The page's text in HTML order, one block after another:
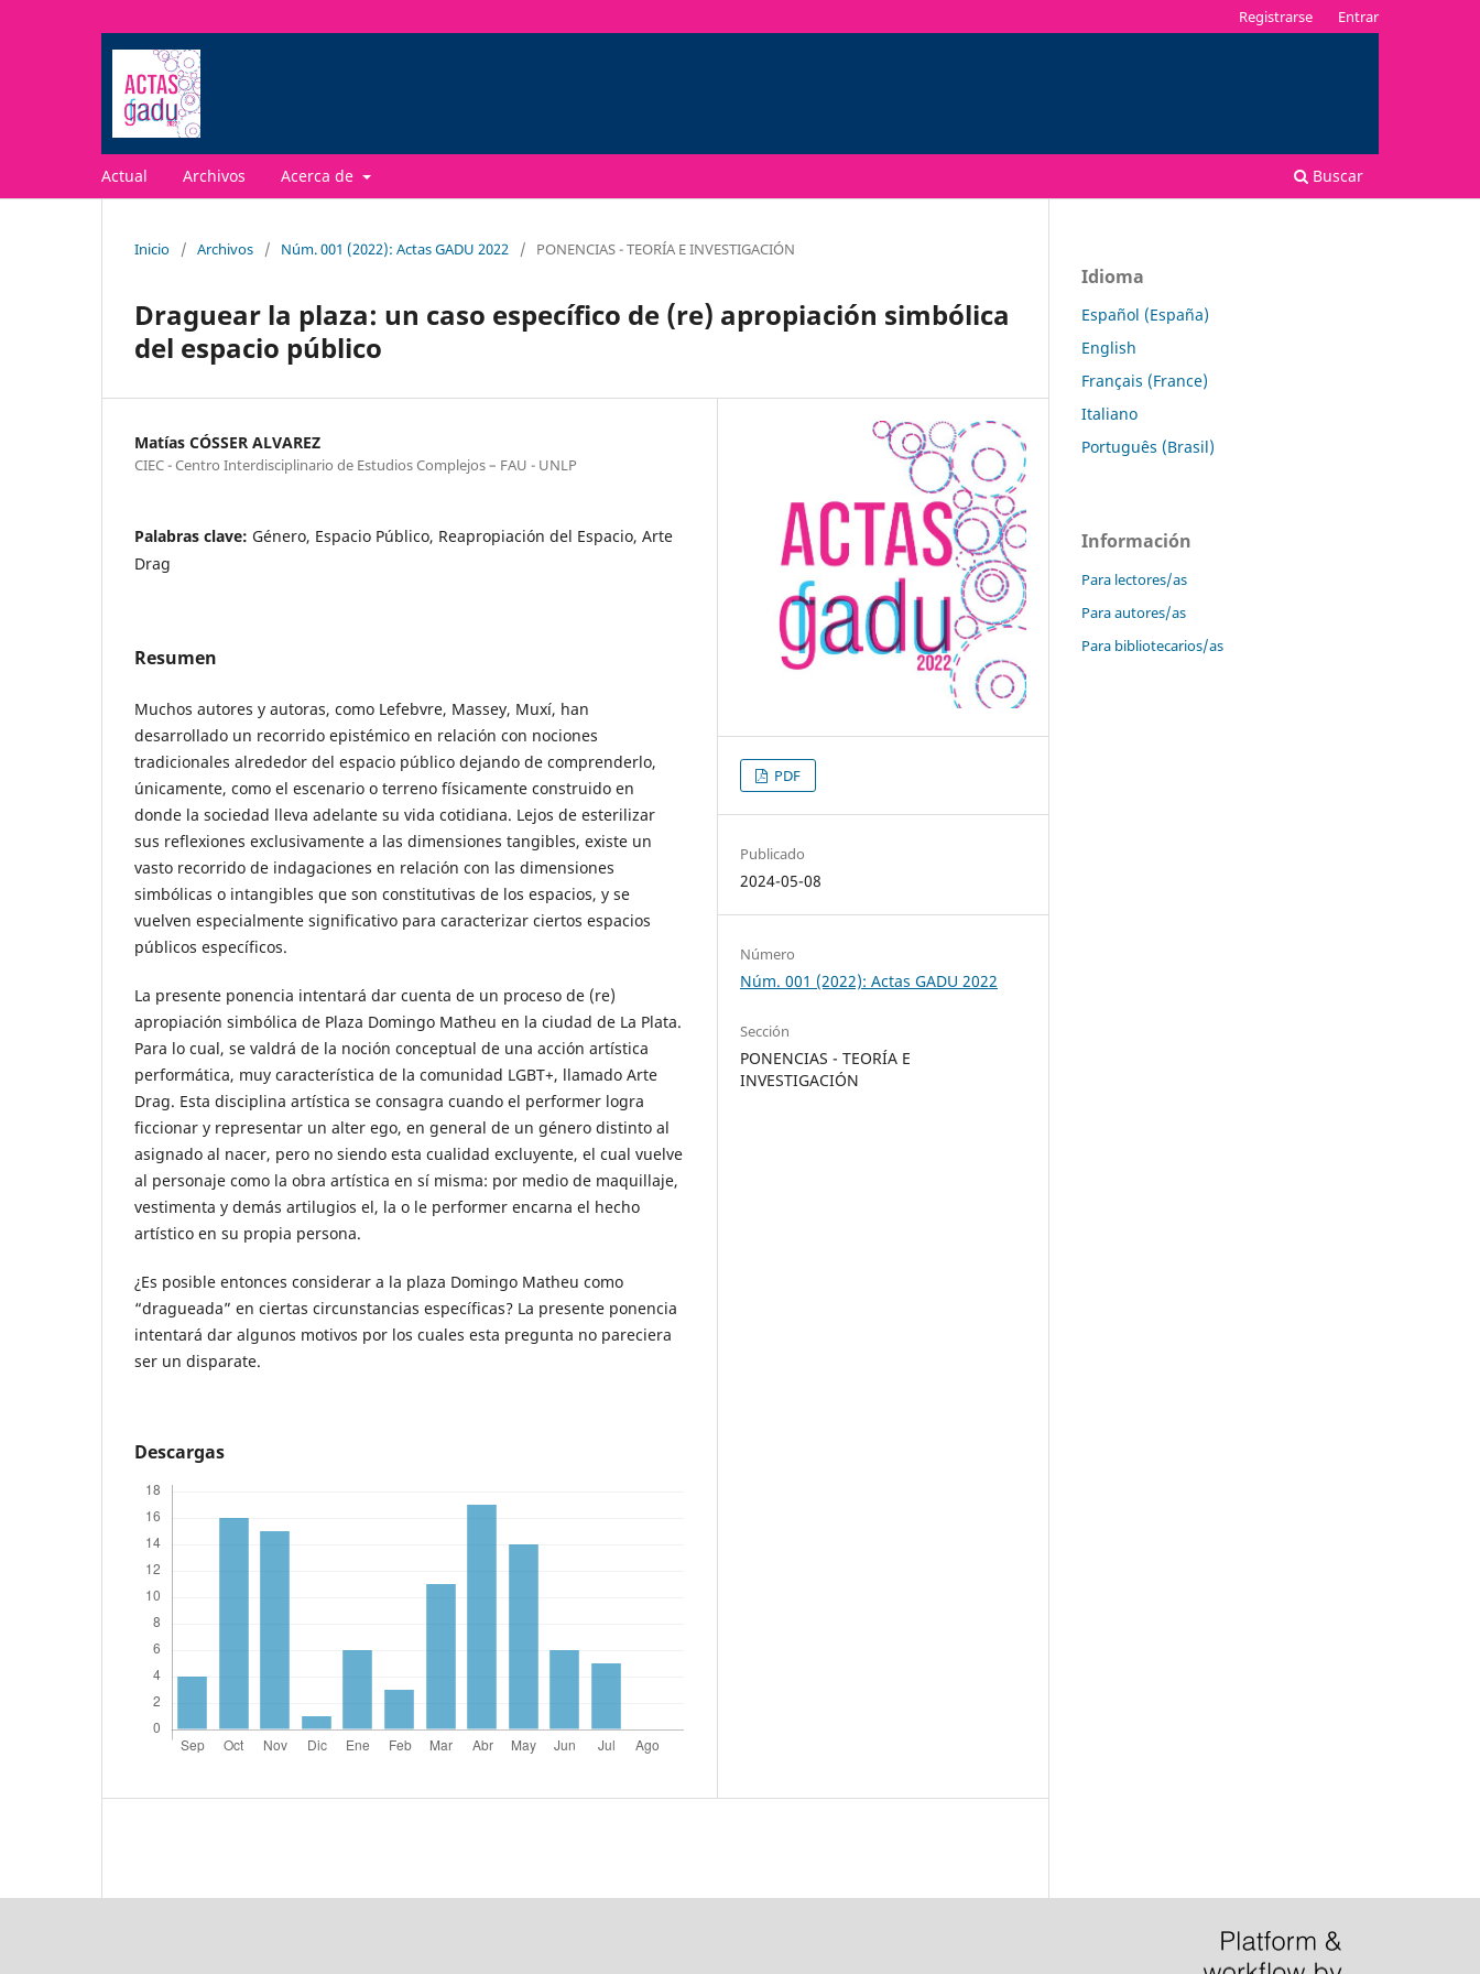
Actual Archivos Acerca de Buscar
Registrarse Entrar
Inicio / Archivos / Núm. 001 (2022): Actas GADU 2022 / PONENCIAS - TEORÍA E INVESTIGACIÓN
Draguear la plaza: un caso específico de (re) apropiación simbólica
del espacio público
Matías CÓSSER ALVAREZ
CIEC - Centro Interdisciplinario de Estudios Complejos – FAU - UNLP
Palabras clave: Género, Espacio Público, Reapropiación del Espacio, Arte
Drag
Resumen
Muchos autores y autoras, como Lefebvre, Massey, Muxí, han
desarrollado un recorrido epistémico en relación con nociones
tradicionales alrededor del espacio público dejando de comprenderlo,
únicamente, como el escenario o terreno físicamente construido en
donde la sociedad lleva adelante su vida cotidiana. Lejos de esterilizar
sus reflexiones exclusivamente a las dimensiones tangibles, existe un
vasto recorrido de indagaciones en relación con las dimensiones
simbólicas o intangibles que son constitutivas de los espacios, y se
vuelven especialmente significativo para caracterizar ciertos espacios
públicos específicos.
La presente ponencia intentará dar cuenta de un proceso de (re)
apropiación simbólica de Plaza Domingo Matheu en la ciudad de La Plata.
Para lo cual, se valdrá de la noción conceptual de una acción artística
performática, muy característica de la comunidad LGBT+, llamado Arte
Drag. Esta disciplina artística se consagra cuando el performer logra
ficcionar y representar un alter ego, en general de un género distinto al
asignado al nacer, pero no siendo esta cualidad excluyente, el cual vuelve
al personaje como la obra artística en sí misma: por medio de maquillaje,
vestimenta y demás artilugios el, la o le performer encarna el hecho
artístico en su propia persona.
¿Es posible entonces considerar a la plaza Domingo Matheu como
“dragueada” en ciertas circunstancias específicas? La presente ponencia
intentará dar algunos motivos por los cuales esta pregunta no pareciera
ser un disparate.
Descargas
PDF
Publicado
2024-05-08
Número
Núm. 001 (2022): Actas GADU 2022
Sección
PONENCIAS - TEORÍA E
INVESTIGACIÓN
Idioma
Español (España)
English
Français (France)
Italiano
Português (Brasil)
Información
Para lectores/as
Para autores/as
Para bibliotecarios/as